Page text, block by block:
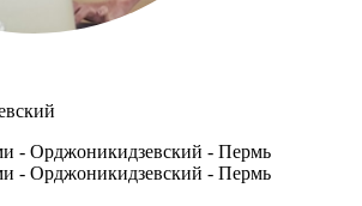
- Орджоникидзевский - Пермь
- Орджоникидзевский - Пермь